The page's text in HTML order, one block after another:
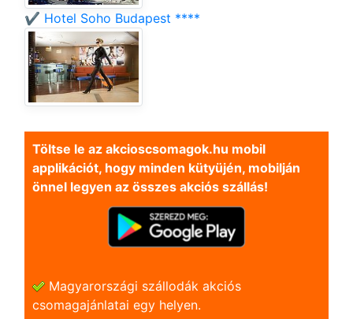
✔️ Hotel Soho Budapest ****
Töltse le az akcioscsomagok.hu mobil
applikációt, hogy minden kütyüjén, mobilján
önnel legyen az összes akciós szállás!
Magyarországi szállodák akciós
csomagajánlatai egy helyen.